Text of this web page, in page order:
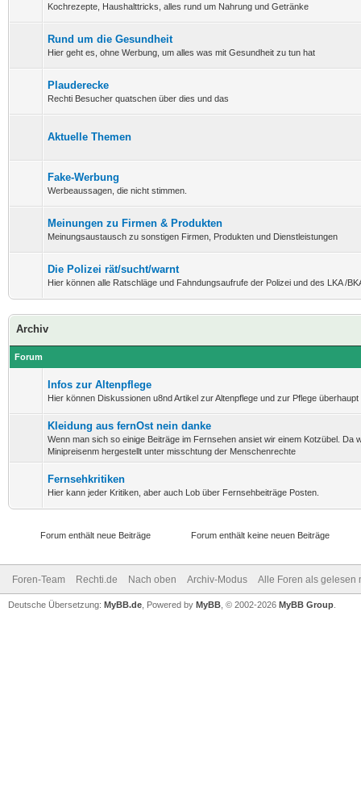
Kochrezepte, Haushalttricks, alles rund um Nahrung und Getränke
Rund um die Gesundheit
Hier geht es, ohne Werbung, um alles was mit Gesundheit zu tun hat
Plauderecke
Rechti Besucher quatschen über dies und das
Aktuelle Themen
Fake-Werbung
Werbeaussagen, die nicht stimmen.
Meinungen zu Firmen & Produkten
Meinungsaustausch zu sonstigen Firmen, Produkten und Dienstleistungen
Die Polizei rät/sucht/warnt
Hier können alle Ratschläge und Fahndungsaufrufe der Polizei und des LKA /
Archiv
Forum
Infos zur Altenpflege
Hier können Diskussionen u8nd Artikel zur Altenpflege und zur Pflege
Kleidung aus fernOst nein danke
Wenn man sich so einige Beiträge im Fernsehen ansiet wir einem Kotzübel. Da
Minipreisenm hergestellt unter misschtung der Menschenrechte
Fernsehkritiken
Hier kann jeder Kritiken, aber auch Lob über Fernsehbeiträge Posten.
Forum enthält neue Beiträge Forum enthält keine neuen Beiträge
Foren-Team Rechti.de Nach oben Archiv-Modus Alle Foren als gelesen
Deutsche Übersetzung: MyBB.de , Powered by MyBB , © 2002-2026 MyBB Group